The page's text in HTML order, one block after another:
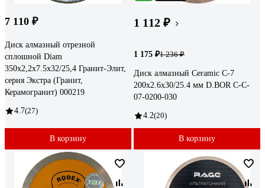
7 110 ₽
Диск алмазный отрезной
сплошной Diam
350x2,2x7.5x32/25,4 Гранит-Элит,
серия Экстра (Гранит,
Керамогранит) 000219
4.7(27)
В корзину
1 112 ₽
1 175 ₽1 236 ₽
Диск алмазный Ceramic C-7
200x2.6x30/25.4 мм D.BOR C-C-
07-0200-030
4.2(20)
В корзину